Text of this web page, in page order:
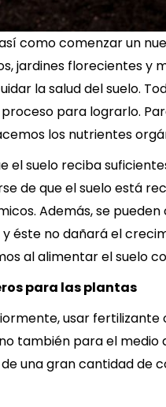
como comenzar un
jardines florecientes y
la salud del suelo.
para lograrlo.
los nutrientes
el suelo reciba
de que el suelo está
Además, se
éste no dañará el
al alimentar el suelo
para las plantas
usar
también para el
una gran cantidad de